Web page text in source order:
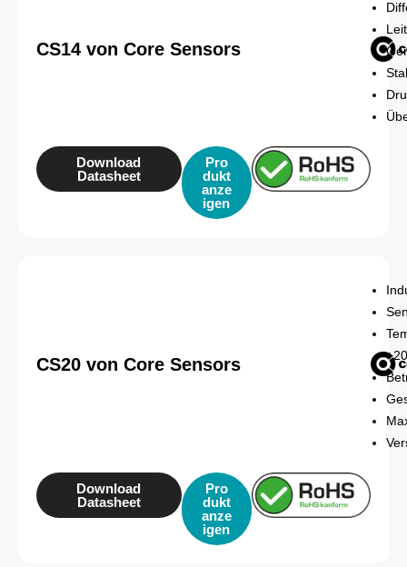
CS14 von Core Sensors
Pro
dukt
anze
igen
Download
Datasheet
CS20 von Core Sensors
Pro
dukt
anze
igen
Download
Datasheet